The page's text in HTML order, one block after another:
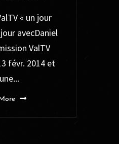
« un jour
avecDaniel
ValTV
févr. 2014 et